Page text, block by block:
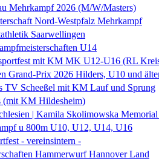
Mehrkampf 2026 (M/W/Masters)
Nord-Westpfalz Mehrkampf
Saarwellingen
U14
mit KM MK U12-U16 (RL
Grand-Prix 2026 Hilders, U10 und
TV Scheeßel mit KM Lauf und Sprung
(mit KM Hildesheim)
| Kamila Skolimowska
u 800m U10, U12, U14, U16
- vereinsintern -
Hammerwurf Hannover Land